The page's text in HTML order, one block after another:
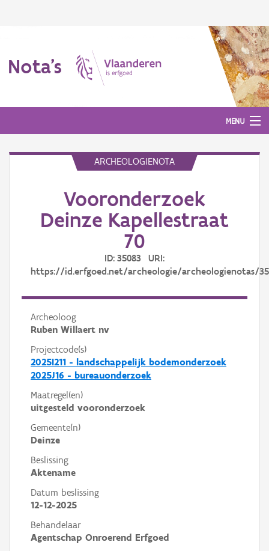
Nota's
MENU
ARCHEOLOGIENOTA
Vooronderzoek
Deinze Kapellestraat
70
ID: 35083 URI:
https://id.erfgoed.net/archeologie/archeologienotas/
Archeoloog
Ruben Willaert nv
Projectcode(s)
2025I211 - landschappelijk bodemonderzoek
2025J16 - bureauonderzoek
Maatregel(en)
uitgesteld vooronderzoek
Gemeente(n)
Deinze
Beslissing
Aktename
Datum beslissing
12-12-2025
Behandelaar
Agentschap Onroerend Erfgoed